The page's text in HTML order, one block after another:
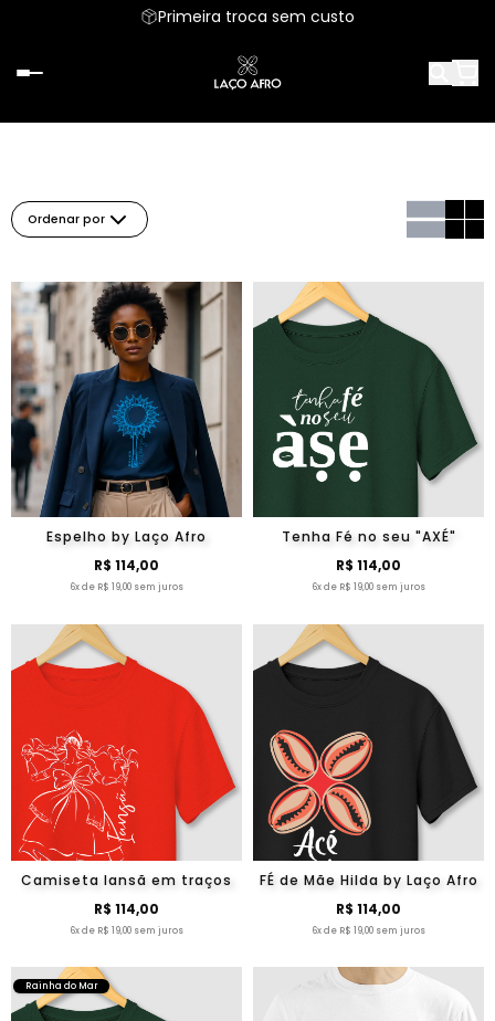
Primeira troca sem custo
Ordenar por
Espelho by Laço Afro
R$ 114,00
6x de R$ 19,00 sem juros
Tenha Fé no seu "AXÉ"
R$ 114,00
6x de R$ 19,00 sem juros
Camiseta Iansã em traços
R$ 114,00
6x de R$ 19,00 sem juros
FÉ de Mãe Hilda by Laço Afro
R$ 114,00
6x de R$ 19,00 sem juros
Rainha do Mar